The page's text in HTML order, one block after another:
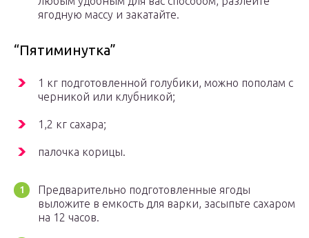
ягодную массу и закатайте.
“Пятиминутка”
1 кг подготовленной голубики, можно пополам с
черникой или клубникой;
1,2 кг сахара;
палочка корицы.
Предварительно подготовленные ягоды
выложите в емкость для варки, засыпьте сахаром
на 12 часов.